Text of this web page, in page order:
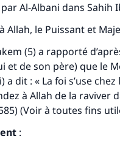
Al-Albani dans Sahih
Allah, le Puissant et
(5) a rapporté
et de son père) que le
dit : « La foi s’use
à Allah de la raviver
(Voir à toutes fins
:
Le Messager
"Celui qui indique une
que